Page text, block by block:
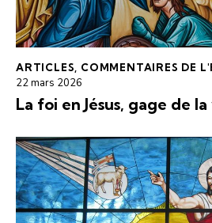
ARTICLES, COMMENTAIRES DE
22 mars 2026
La foi en Jésus, gage de